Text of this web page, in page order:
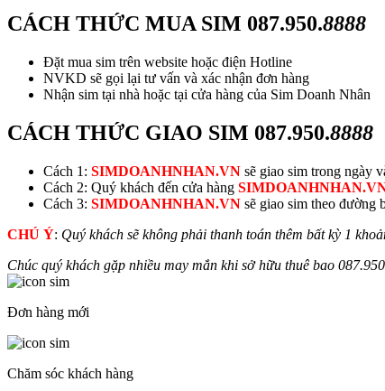
CÁCH THỨC MUA SIM 087.950.8888
Đặt mua sim trên website hoặc điện Hotline
NVKD sẽ gọi lại tư vấn và xác nhận đơn hàng
Nhận sim tại nhà hoặc tại cửa hàng của Sim Doanh Nhân
CÁCH THỨC GIAO SIM 087.950.8888
Cách 1: SIMDOANHNHAN.VN sẽ giao sim trong ngày
Cách 2: Quý khách đến cửa hàng
Cách 3: SIMDOANHNHAN.VN sẽ giao sim theo đường
CHÚ Ý: Quý khách sẽ không phải thanh toán thêm bất kỳ 1
Chúc quý khách gặp nhiều may mắn khi sở hữu thuê bao
Đơn hàng mới
Chăm sóc khách hàng